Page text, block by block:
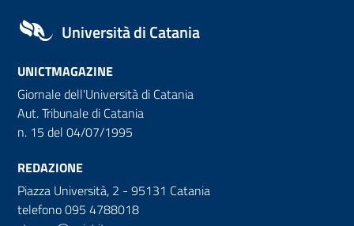
Università di Catania
UNICTMAGAZINE
Giornale dell'Università di Catania
Aut. Tribunale di Catania
n. 15 del 04/07/1995
REDAZIONE
Piazza Università, 2 - 95131 Catania
telefono 095 4788018